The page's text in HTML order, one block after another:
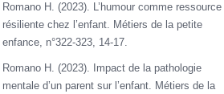
Romano H. (2023). L’humour comme ressource
résiliente chez l’enfant. Métiers de la petite
enfance, n°322-323, 14-17.
Romano H. (2023). Impact de la pathologie
mentale d’un parent sur l’enfant. Métiers de la